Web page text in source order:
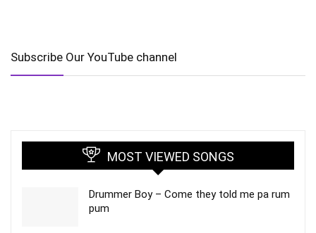
Subscribe Our YouTube channel
MOST VIEWED SONGS
Drummer Boy – Come they told me pa rum
pum